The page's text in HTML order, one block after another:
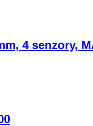
4 senzory,